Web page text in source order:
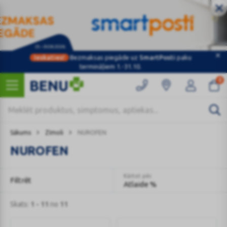
Ieskaties! Bezmaksas piegāde uz SmartPostipaku
termināļiem 1.-31.10.
0
Sākums Zīmoli NUROFEN
NUROFEN
Filtrēt Kārtot pēc
Atlaide %
Skats: no